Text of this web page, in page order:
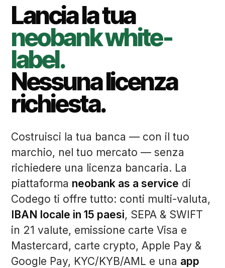
Lancia la tua
neobank white-
label.
Nessuna licenza
richiesta.
Costruisci la tua banca — con il tuo
marchio, nel tuo mercato — senza
richiedere una licenza bancaria. La
piattaforma neobank as a service di
Codego ti offre tutto: conti multi-valuta,
IBAN locale in 15 paesi, SEPA & SWIFT
in 21 valute, emissione carte Visa e
Mastercard, carte crypto, Apple Pay &
Google Pay, KYC/KYB/AML e una app